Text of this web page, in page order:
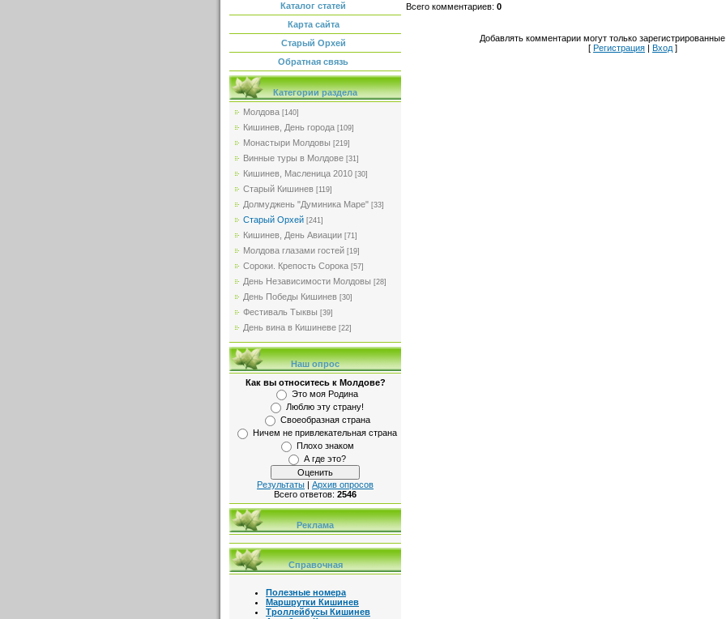
Каталог статей
Карта сайта
Старый Орхей
Обратная связь
Категории раздела
Молдова [140]
Кишинев, День города [109]
Монастыри Молдовы [219]
Винные туры в Молдове [31]
Кишинев, Масленица 2010 [30]
Старый Кишинев [119]
Долмуджень "Думиника Маре" [33]
Старый Орхей [241]
Кишинев, День Авиации [71]
Молдова глазами гостей [19]
Сороки. Крепость Сорока [57]
День Независимости Молдовы [28]
День Победы Кишинев [30]
Фестиваль Тыквы [39]
День вина в Кишиневе [22]
Наш опрос
Как вы относитесь к Молдове?
Это моя Родина
Люблю эту страну!
Своеобразная страна
Ничем не привлекательная страна
Плохо знаком
А где это?
Результаты | Архив опросов
Всего ответов: 2546
Реклама
Справочная
Полезные номера
Маршрутки Кишинев
Троллейбусы Кишинев
Всего комментариев: 0
Добавлять комментарии могут только зарегистрированные
[ Регистрация | Вход ]